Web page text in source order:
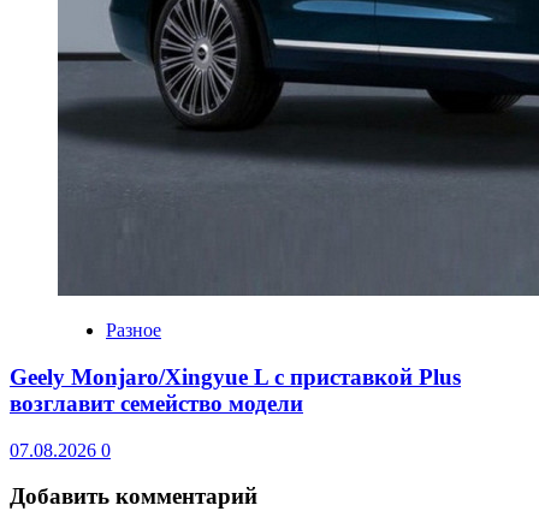
Разное
Geely Monjaro/Xingyue L с приставкой Plus
возглавит семейство модели
07.08.2026 0
Добавить комментарий